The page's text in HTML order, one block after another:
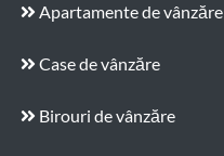
Apartamente de vânzăre
Case de vânzăre
Birouri de vânzăre